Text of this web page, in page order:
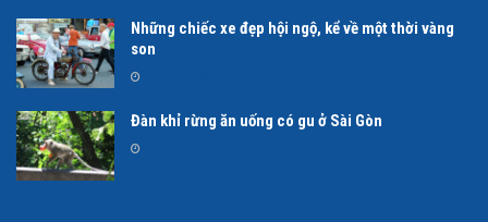
Những chiếc xe đẹp hội ngộ, kể về một thời vàng
son
Đàn khỉ rừng ăn uống có gu ở Sài Gòn